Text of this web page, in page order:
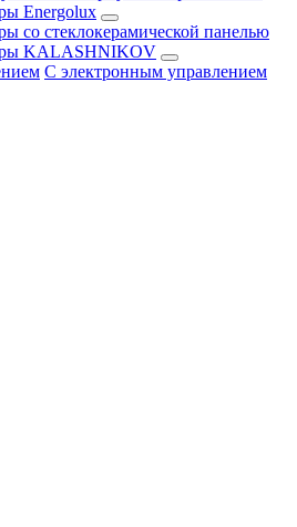
Energolux
со стеклокерамической панелью
KALASHNIKOV
С электронным управлением